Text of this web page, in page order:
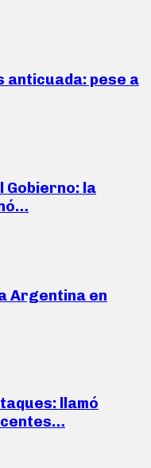
anticuada: pese a
la
Argentina en
llamó